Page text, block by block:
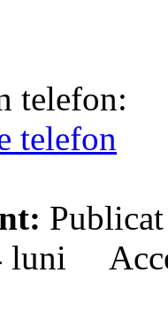
telefon:
telefon
luni